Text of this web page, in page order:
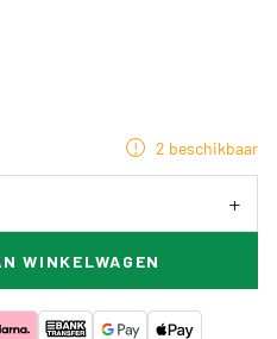
2 beschikbaar
WINKELWAGEN